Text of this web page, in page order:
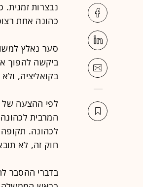
נבצרות
כהונה אחת
סער נאלץ
ביקשה להפוך
בקואליציה,
לפי ההצעה של
המרבית
לכהונה.
חוק זה, לא
בדברי ההסבר